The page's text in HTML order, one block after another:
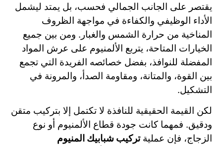
يقتصر على الجانب الجمالي فحسب، بل يمتد ليشمل
الأداء الوظيفي والكفاءة في مواجهة الظروف
المناخية من حرارة الشمس والغبار. ومن بين جميع
الخيارات المتاحة، يتربع الألمنيوم على عرش المواد
المفضلة للنوافذ، بفضل خصائصه الفريدة التي تجمع
بين القوة، والمتانة، ومقاومة الصدأ، والمرونة في
التشكيل.
لكن القيمة الحقيقية للنافذة لا تكتمل إلا بتركيب متقن
ودقيق. فمهما كانت جودة قطاع الألمنيوم أو نوع
الزجاج، فإن عمليةتركيب شبابيك المنيوم